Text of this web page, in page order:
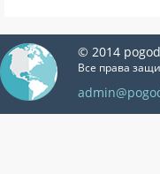
© 2014
Все права